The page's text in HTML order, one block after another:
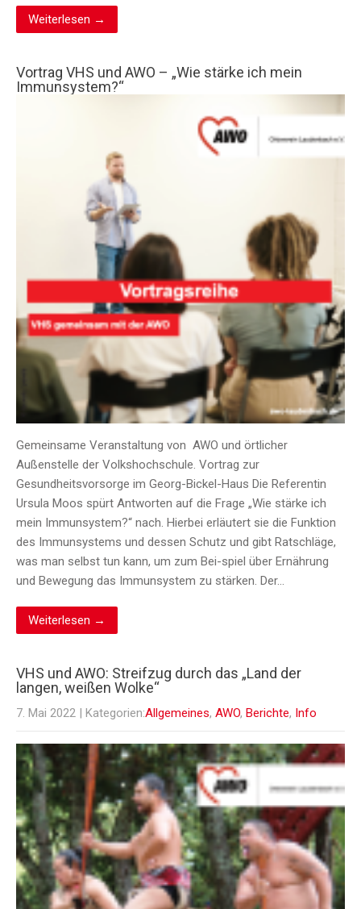
Weiterlesen →
Vortrag VHS und AWO – „Wie stärke ich mein
Immunsystem?“
Gemeinsame Veranstaltung von AWO und örtlicher
Außenstelle der Volkshochschule. Vortrag zur
Gesundheitsvorsorge im Georg-Bickel-Haus Die Referentin
Ursula Moos spürt Antworten auf die Frage „Wie stärke ich
mein Immunsystem?“ nach. Hierbei erläutert sie die Funktion
des Immunsystems und dessen Schutz und gibt Ratschläge,
was man selbst tun kann, um zum Bei-spiel über Ernährung
und Bewegung das Immunsystem zu stärken. Der…
Weiterlesen →
VHS und AWO: Streifzug durch das „Land der
langen, weißen Wolke“
7. Mai 2022 | Kategorien:Allgemeines, AWO, Berichte, Info